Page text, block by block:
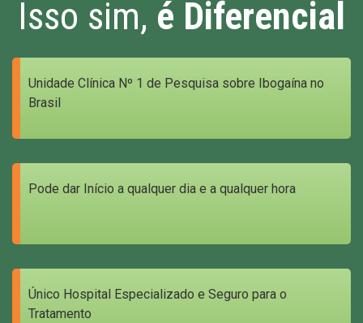
Isso sim, é Diferencial
Unidade Clínica Nº 1 de Pesquisa sobre Ibogaína no
Brasil
Pode dar Início a qualquer dia e a qualquer hora
Único Hospital Especializado e Seguro para o
Tratamento